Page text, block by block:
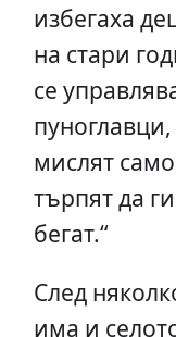
избегаха
на стари
се
мислят
търпят да
бегат.“
След
има и